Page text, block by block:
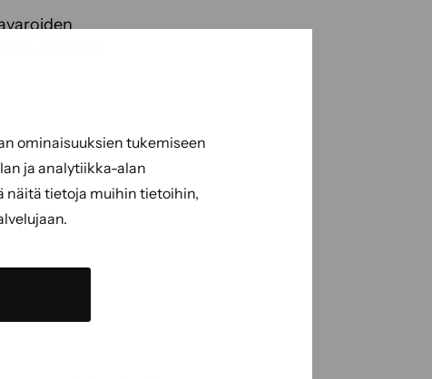
ominaisuuksien tukemiseen
ja analytiikka-alan
näitä tietoja muihin tietoihin,